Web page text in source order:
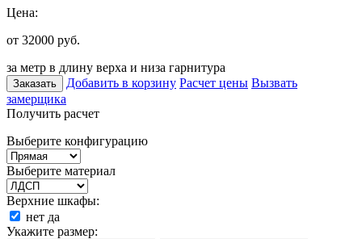
Цена:
от 32000 руб.
за метр в длину верха и низа гарнитура
Заказать Добавить в корзину Расчет цены Вызвать
замерщика
Получить расчет
Выберите конфигурацию
Выберите материал
Верхние шкафы:
нет да
Укажите размер: